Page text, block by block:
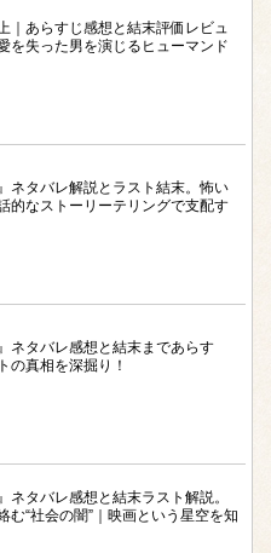
｜あらすじ感想と結末評価レビュ
を失った男を演じるヒューマンド
ネタバレ解説とラスト結末。怖い
的なストーリーテリングで支配す
ネタバレ感想と結末まであらす
の真相を深掘り！
ネタバレ感想と結末ラスト解説。
む“社会の闇”｜映画という星空を知